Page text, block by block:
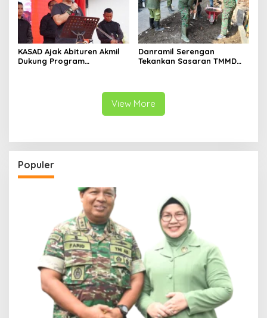
KASAD Ajak Abituren Akmil
Dukung Program
Danramil Serengan
Tekankan Sasaran TMMD
View More
Populer